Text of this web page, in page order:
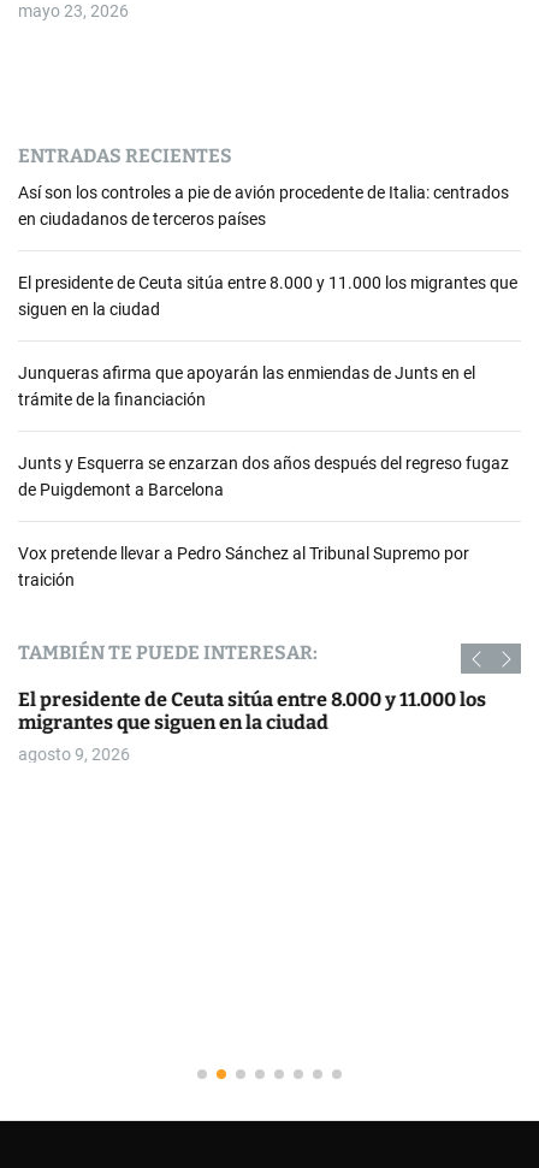
mayo 23, 2026
ENTRADAS RECIENTES
Así son los controles a pie de avión procedente de Italia: centrados
en ciudadanos de terceros países
El presidente de Ceuta sitúa entre 8.000 y 11.000 los migrantes que
siguen en la ciudad
Junqueras afirma que apoyarán las enmiendas de Junts en el
trámite de la financiación
Junts y Esquerra se enzarzan dos años después del regreso fugaz
de Puigdemont a Barcelona
Vox pretende llevar a Pedro Sánchez al Tribunal Supremo por
traición
TAMBIÉN TE PUEDE INTERESAR:
El presidente de Ceuta sitúa entre 8.000 y 11.000 los
migrantes que siguen en la ciudad
agosto 9, 2026